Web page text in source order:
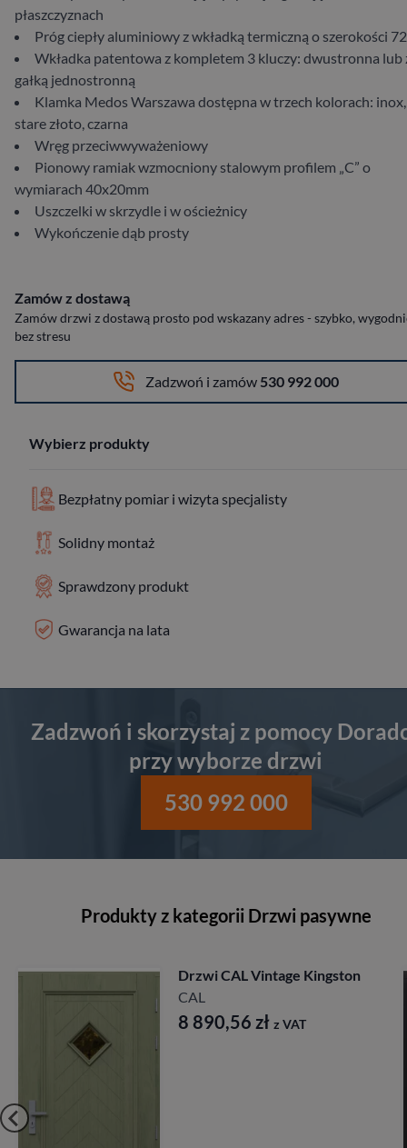
płaszczyznach​
Próg ​ciepły ​aluminiowy​ z​ wkładką ​termiczną ​o ​szerokości
Wkładka ​patentowa ​z ​kompletem ​3 ​kluczy: ​dwustronna ​lub​​
gałką ​jednostronną​
Klamka Medos Warszawa dostępna w trzech kolorach: inox,
stare złoto, czarna
Wręg ​przeciwwyważeniowy
Pionowy ​ramiak ​wzmocniony​ stalowym ​profilem ​„C” ​o ​
wymiarach ​40​x​20​mm
Uszczelki ​w ​skrzydle​ i ​w ​ościeżnicy​
Wykończenie​ dąb ​prosty
Zamów z dostawą
Zamów drzwi z dostawą prosto pod wskazany adres - szybko,
bez stresu
Zadzwoń i zamów 530 992 000
Wybierz produkty
Bezpłatny pomiar i wizyta specjalisty
Solidny montaż
Sprawdzony produkt
Gwarancja na lata
Zadzwoń i skorzystaj z pomocy
przy wyborze drzwi
530 992 000
Produkty z kategorii Drzwi pasywne
Vintage Kingston
Drzwi CAL